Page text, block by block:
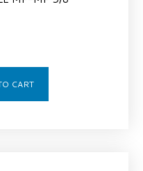
CART